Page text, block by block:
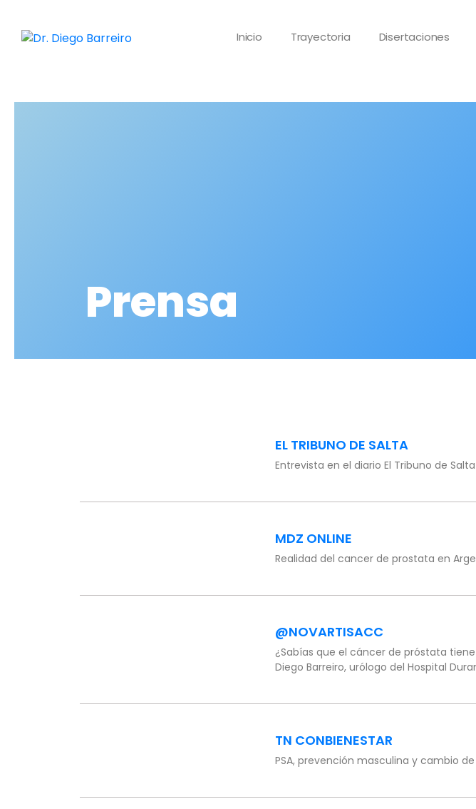
Inicio Trayectoria Disertaciones
Prensa
EL TRIBUNO DE SALTA
Entrevista en el diario El Tribuno de Salta
MDZ ONLINE
Realidad del cancer de prostata en
@NOVARTISACC
¿Sabías que el cáncer de próstata
Diego Barreiro, urólogo del Hospital
TN CONBIENESTAR
PSA, prevención masculina y cambio